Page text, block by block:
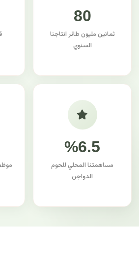
80
ثمانين مليون طائر انتاجنا
السنوي
%6.5
مساهمتنا المحلي للحوم
الدواجن